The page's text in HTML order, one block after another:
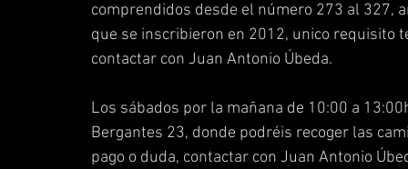
comprendidos desde el número 273 al 327,
que se inscribieron en 2012, unico requisito
contactar con Juan Antonio Úbeda.
Los sábados por la mañana de 10:00 a
Bergantes 23, donde podréis recoger las
pago o duda, contactar con Juan Antonio